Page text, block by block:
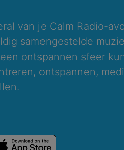
van je Calm Radio-
samengestelde
ontspannen sfeer
ontspannen,